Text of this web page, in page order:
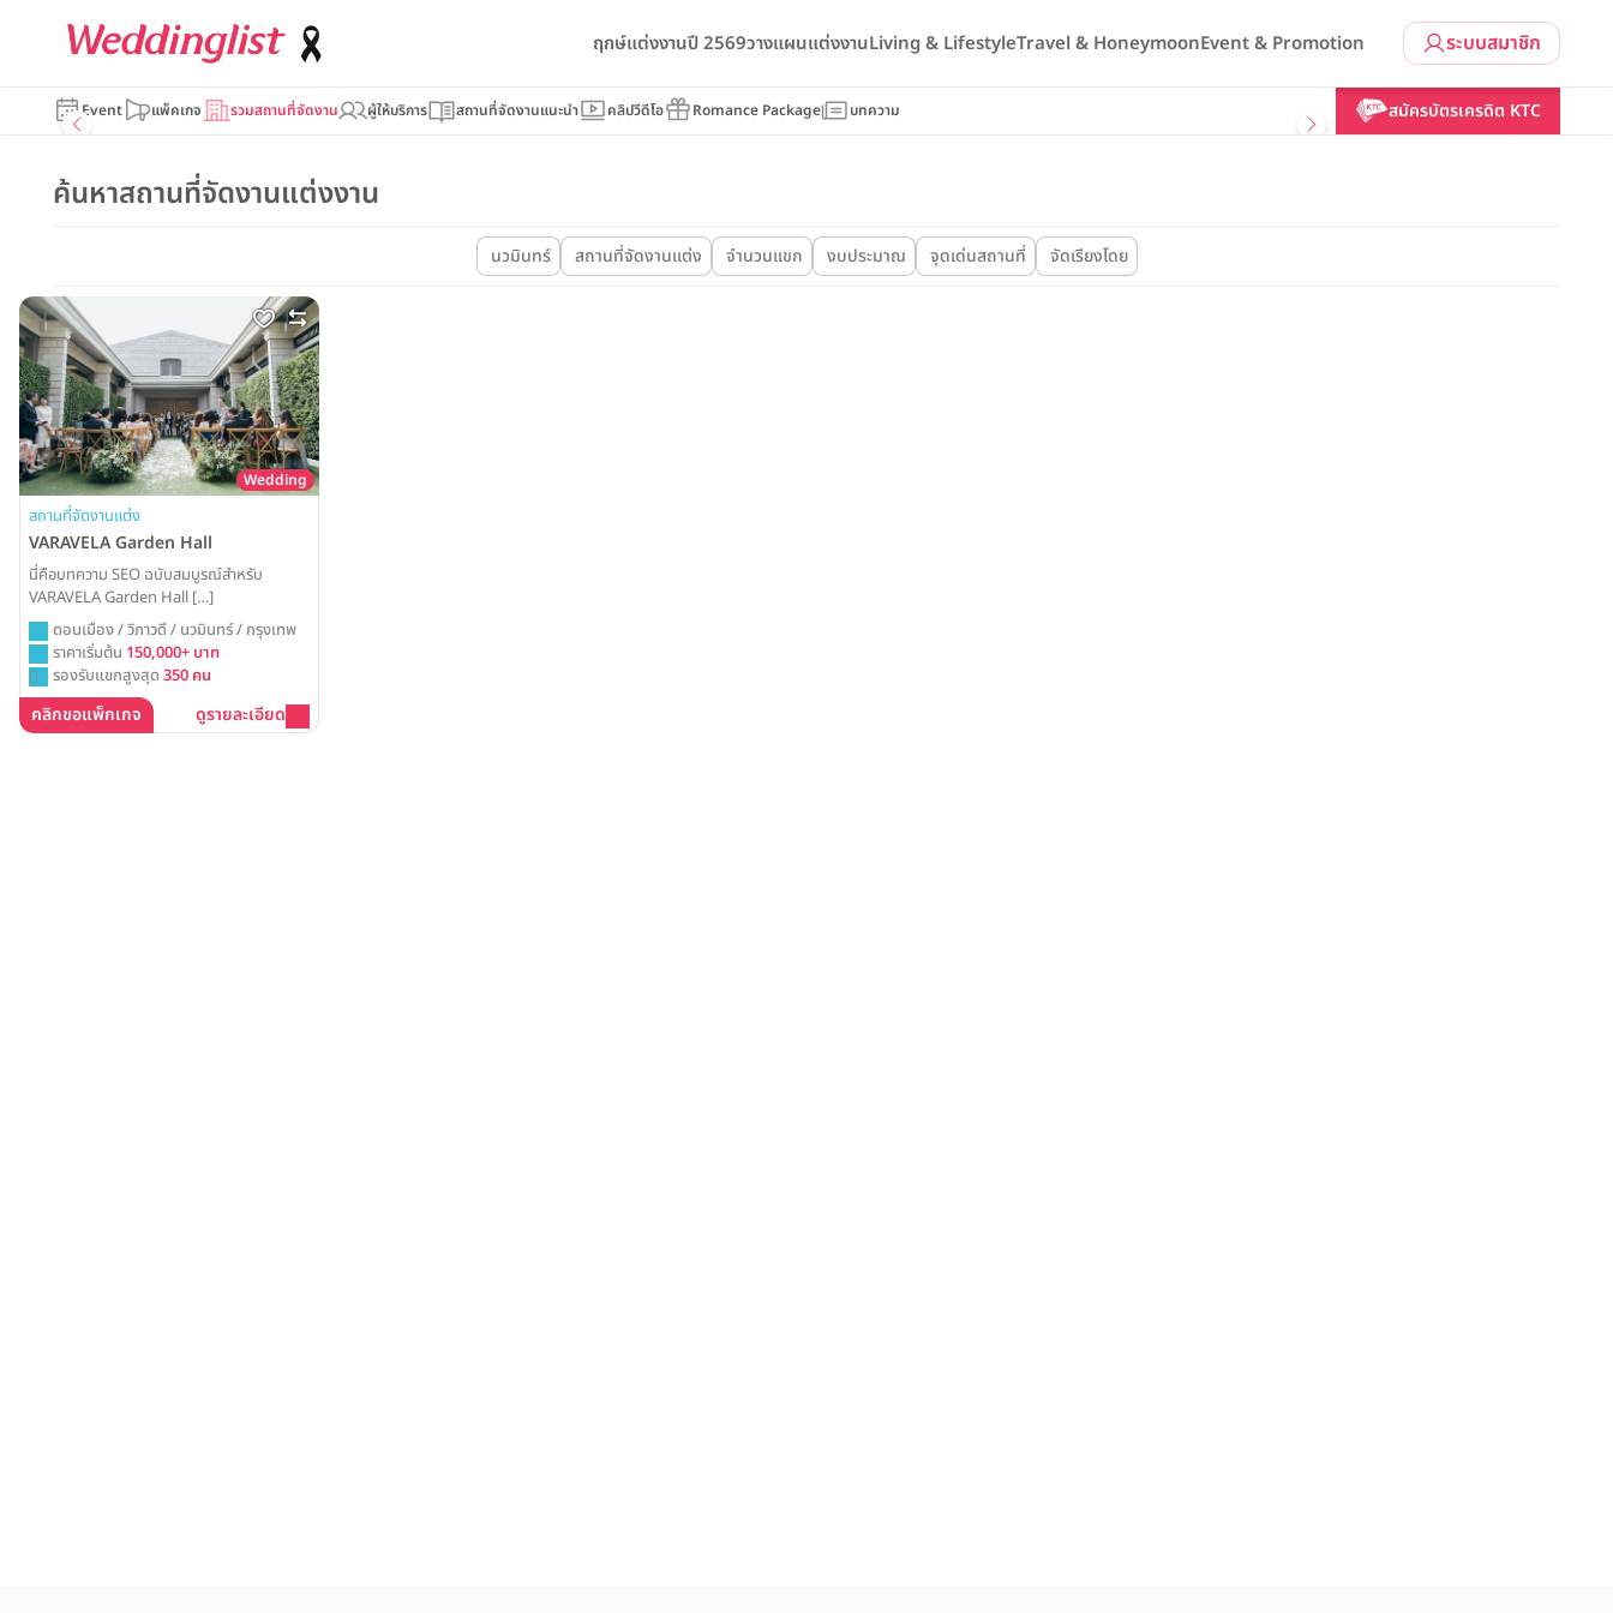
ระบบสมาชิก
ฤกษ์แต่งงานปี 2569วางแผนแต่งงานLiving & LifestyleTravel & HoneymoonEvent & Promotion
Event แพ็คเกจ รวมสถานที่จัดงาน ผู้ให้บริการ สถานที่จัดงานแนะนำ คลิปวีดีโอ Romance Package บทความ สมัครบัตรเครดิต KTC
ค้นหาสถานที่จัดงานแต่งงาน
นวมินทร์ สถานที่จัดงานแต่ง จำนวนแขก งบประมาณ จุดเด่นสถานที่ จัดเรียงโดย
Wedding
สถานที่จัดงานแต่ง
VARAVELA Garden Hall
นี่คือบทความ SEO ฉบับสมบูรณ์สำหรับ
VARAVELA Garden Hall […]
ดอนเมือง / วิภาวดี / นวมินทร์ / กรุงเทพ
ราคาเริ่มต้น 150,000+ บาท
รองรับแขกสูงสุด 350 คน
คลิกขอแพ็กเกจ ดูรายละเอียด